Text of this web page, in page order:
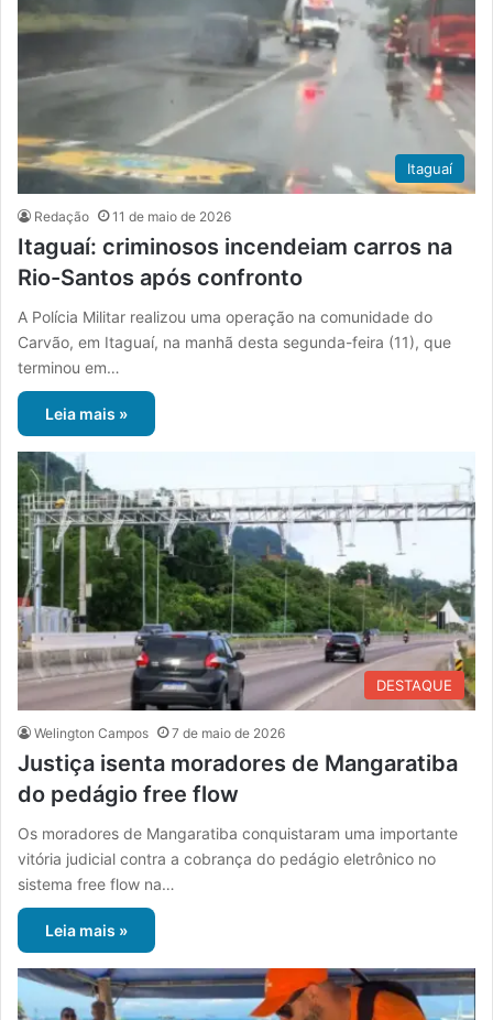
Itaguaí
Redação 11 de maio de 2026
Itaguaí: criminosos incendeiam carros na
Rio-Santos após confronto
A Polícia Militar realizou uma operação na comunidade do
Carvão, em Itaguaí, na manhã desta segunda-feira (11), que
terminou em…
Leia mais »
DESTAQUE
Welington Campos 7 de maio de 2026
Justiça isenta moradores de Mangaratiba
do pedágio free flow
Os moradores de Mangaratiba conquistaram uma importante
vitória judicial contra a cobrança do pedágio eletrônico no
sistema free flow na…
Leia mais »